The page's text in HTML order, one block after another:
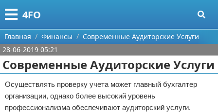
4FO
Меню
Главная
Категории
Медицина
Информационные технологии
Поиск
О проекте
Главная Финансы
Современные Аудиторские Услуги
28-06-2019 05:21
Современные Аудиторские Услуги
Осуществлять проверку учета может главный бухгалтер
организации, однако более высокий уровень
профессионализма обеспечивают аудиторский услуги.